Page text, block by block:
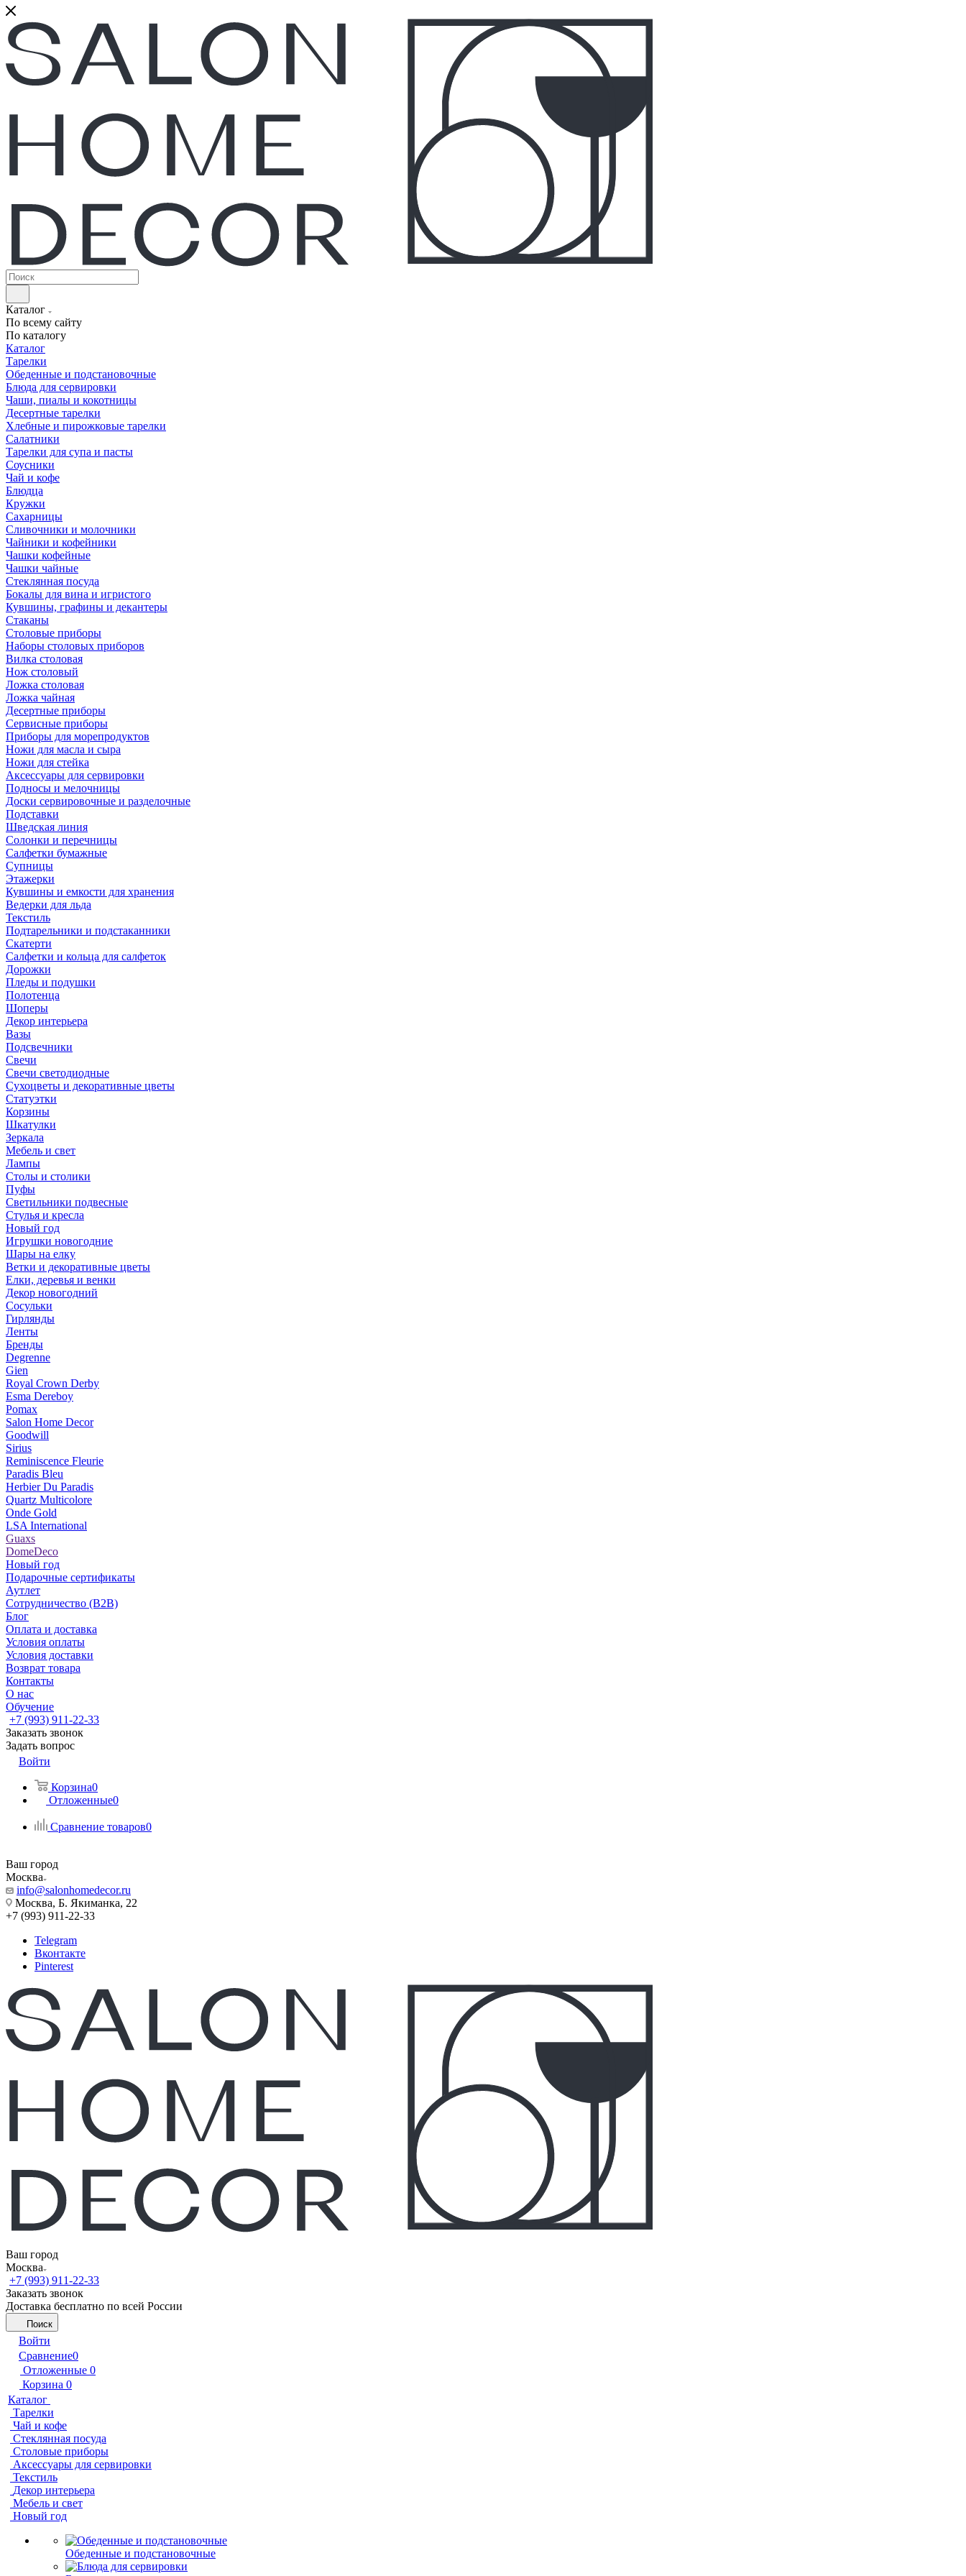
Каталог
По всему сайту
По каталогу
Каталог
Тарелки
Обеденные и подстановочные
Блюда для сервировки
Чаши, пиалы и кокотницы
Десертные тарелки
Хлебные и пирожковые тарелки
Салатники
Тарелки для супа и пасты
Соусники
Чай и кофе
Блюдца
Кружки
Сахарницы
Сливочники и молочники
Чайники и кофейники
Чашки кофейные
Чашки чайные
Стеклянная посуда
Бокалы для вина и игристого
Кувшины, графины и декантеры
Стаканы
Столовые приборы
Наборы столовых приборов
Вилка столовая
Нож столовый
Ложка столовая
Ложка чайная
Десертные приборы
Сервисные приборы
Приборы для морепродуктов
Ножи для масла и сыра
Ножи для стейка
Аксессуары для сервировки
Подносы и мелочницы
Доски сервировочные и разделочные
Подставки
Шведская линия
Солонки и перечницы
Салфетки бумажные
Супницы
Этажерки
Кувшины и емкости для хранения
Ведерки для льда
Текстиль
Подтарельники и подстаканники
Скатерти
Салфетки и кольца для салфеток
Дорожки
Пледы и подушки
Полотенца
Шоперы
Декор интерьера
Вазы
Подсвечники
Свечи
Свечи светодиодные
Сухоцветы и декоративные цветы
Статуэтки
Корзины
Шкатулки
Зеркала
Мебель и свет
Лампы
Столы и столики
Пуфы
Светильники подвесные
Стулья и кресла
Новый год
Игрушки новогодние
Шары на елку
Ветки и декоративные цветы
Елки, деревья и венки
Декор новогодний
Сосульки
Гирлянды
Ленты
Бренды
Degrenne
Gien
Royal Crown Derby
Esma Dereboy
Pomax
Salon Home Decor
Goodwill
Sirius
Reminiscence Fleurie
Paradis Bleu
Herbier Du Paradis
Quartz Multicolore
Onde Gold
LSA International
Guaxs
DomeDeco
Новый год
Подарочные сертификаты
Аутлет
Сотрудничество (B2B)
Блог
Оплата и доставка
Условия оплаты
Условия доставки
Возврат товара
Контакты
О нас
Обучение
+7 (993) 911-22-33
Заказать звонок
Задать вопрос
Войти
Корзина0
Отложенные0
Сравнение товаров0
Ваш город
Москва
info@salonhomedecor.ru
Москва, Б. Якиманка, 22
+7 (993) 911-22-33
Telegram
Вконтакте
Pinterest
Ваш город
Москва
+7 (993) 911-22-33
Заказать звонок
Доставка бесплатно по всей России
Поиск
Войти
Сравнение0
Отложенные 0
Корзина 0
Каталог
Тарелки
Чай и кофе
Стеклянная посуда
Столовые приборы
Аксессуары для сервировки
Текстиль
Декор интерьера
Мебель и свет
Новый год
Обеденные и подстановочные